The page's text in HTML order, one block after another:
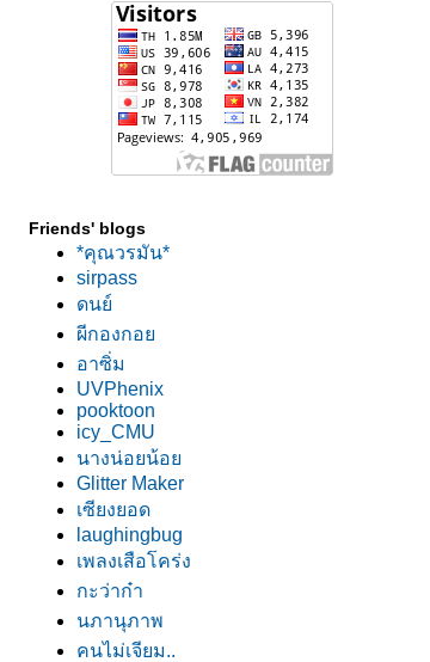
Friends' blogs
*คุณวรมัน*
sirpass
ดนย์
ผีกองกอ
อาซิ่ม
UVPhenix
pooktoon
icy_CMU
นางน่อยน้อ
Glitter Maker
เซียงยอด
laughingbug
เพลงเสือโคร่ง
กะว่าก๋า
นภานุภาพ
คนไม่เจียม..